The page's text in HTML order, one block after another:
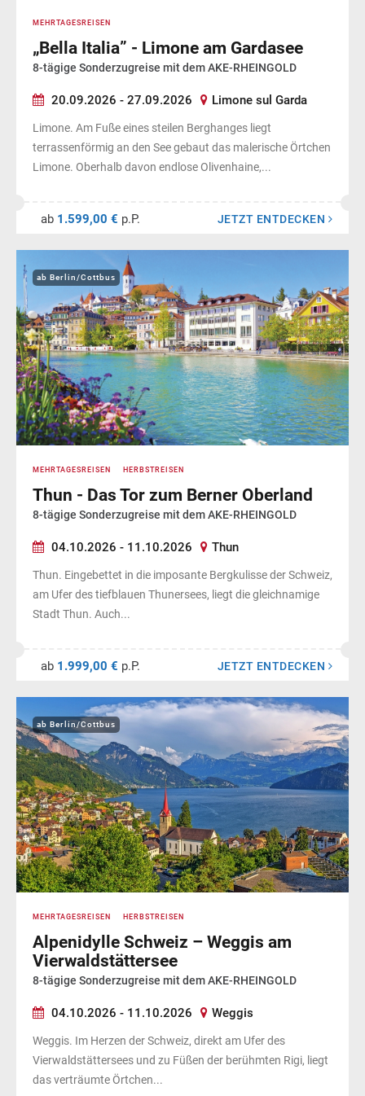
MEHRTAGESREISEN
„Bella Italia” - Limone am Gardasee
8-tägige Sonderzugreise mit dem AKE-RHEINGOLD
20.09.2026 - 27.09.2026 Limone sul Garda
Limone. Am Fuße eines steilen Berghanges liegt
terrassenförmig an den See gebaut das malerische Örtchen
Limone. Oberhalb davon endlose Olivenhaine,...
ab 1.599,00 € p.P. JETZT ENTDECKEN
ab Berlin/Cottbus
MEHRTAGESREISEN HERBSTREISEN
Thun - Das Tor zum Berner Oberland
8-tägige Sonderzugreise mit dem AKE-RHEINGOLD
04.10.2026 - 11.10.2026 Thun
Thun. Eingebettet in die imposante Bergkulisse der Schweiz,
am Ufer des tiefblauen Thunersees, liegt die gleichnamige
Stadt Thun. Auch...
ab 1.999,00 € p.P. JETZT ENTDECKEN
ab Berlin/Cottbus
MEHRTAGESREISEN HERBSTREISEN
Alpenidylle Schweiz – Weggis am
Vierwaldstättersee
8-tägige Sonderzugreise mit dem AKE-RHEINGOLD
04.10.2026 - 11.10.2026 Weggis
Weggis. Im Herzen der Schweiz, direkt am Ufer des
Vierwaldstättersees und zu Füßen der berühmten Rigi, liegt
das verträumte Örtchen...